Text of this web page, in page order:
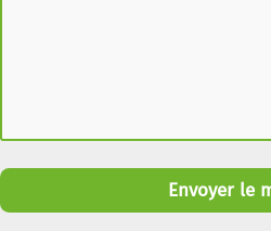
Envoyer le